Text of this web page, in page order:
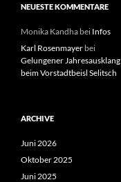
NEUESTE KOMMENTARE
Monika Kandha bei Infos
Karl Rosenmayer bei
Gelungener Jahresausklang
beim Vorstadtbeisl Selitsch
ARCHIVE
Juni 2026
Oktober 2025
Juni 2025